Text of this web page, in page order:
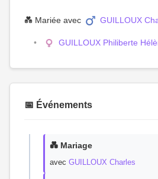
💑 Mariée avec GUILLOUX
GUILLOUX Philiberte
📅 Événements
💑 Mariage
avec GUILLOUX Charles